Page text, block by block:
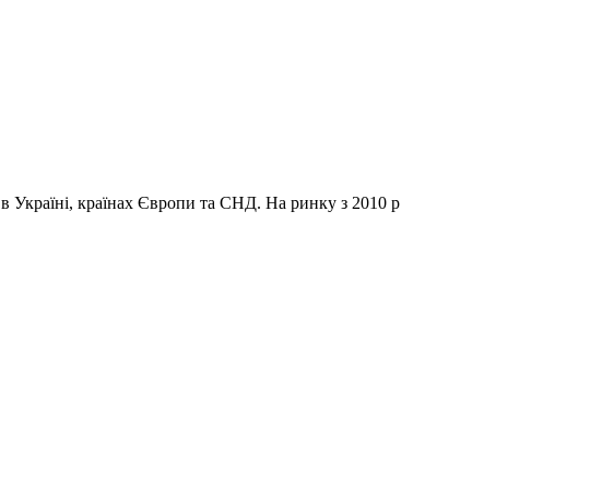
в Україні, країнах Європи та СНД. На ринку з 2010 р